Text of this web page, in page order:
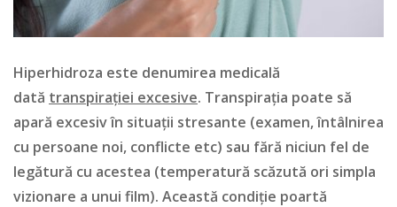
Hiperhidroza este denumirea medicală
dată transpirației excesive. Transpirația poate să
apară excesiv în situații stresante (examen, întâlnirea
cu persoane noi, conflicte etc) sau fără niciun fel de
legătură cu acestea (temperatură scăzută ori simpla
vizionare a unui film). Această condiție poartă